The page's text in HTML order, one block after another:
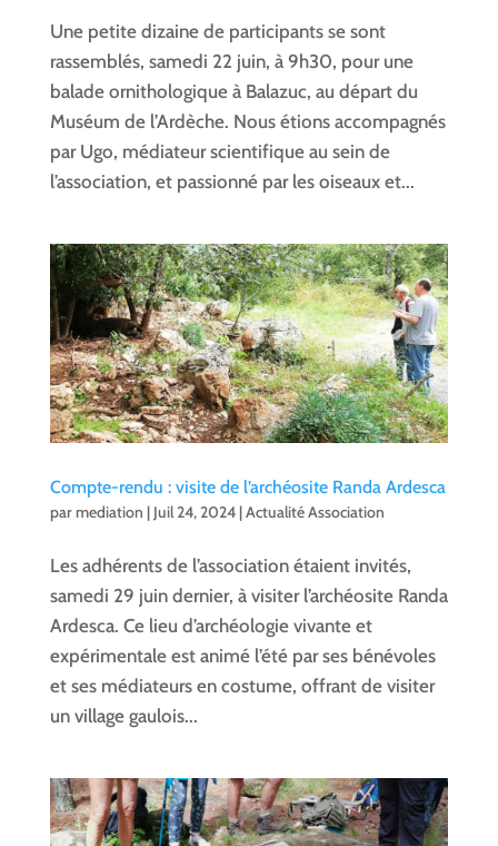
Une petite dizaine de participants se sont
rassemblés, samedi 22 juin, à 9h30, pour une
balade ornithologique à Balazuc, au départ du
Muséum de l’Ardèche. Nous étions accompagnés
par Ugo, médiateur scientifique au sein de
l’association, et passionné par les oiseaux et...
Compte-rendu : visite de l’archéosite Randa Ardesca
parmediation | Juil 24, 2024|Actualité Association
Les adhérents de l’association étaient invités,
samedi 29 juin dernier, à visiter l’archéosite Randa
Ardesca. Ce lieu d’archéologie vivante et
expérimentale est animé l’été par ses bénévoles
et ses médiateurs en costume, offrant de visiter
un village gaulois...